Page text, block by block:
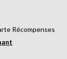
Récompenses